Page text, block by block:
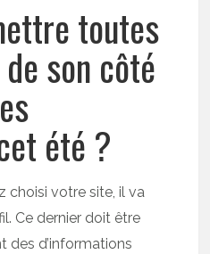
toutes
son côté
été ?
choisi votre site, il va
Ce dernier doit être
des d’informations